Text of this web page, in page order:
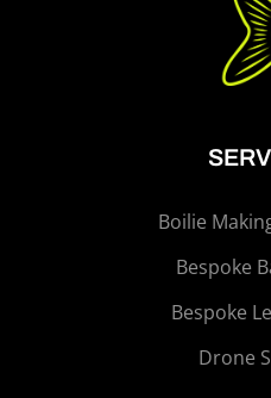
Boilie
Bespoke
Bespoke
Drone